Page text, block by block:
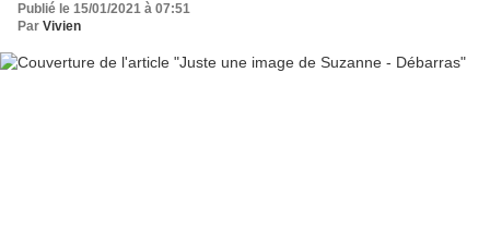
Publié le 15/01/2021 à 07:51
Par Vivien